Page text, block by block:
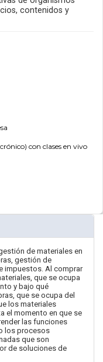
contenidos y
con clases en vivo
de materiales en
gestión de
impuestos. Al comprar
que se ocupa
y bajo qué
que se ocupa del
los materiales
el momento en que se
las funciones
los procesos
que son
de soluciones de